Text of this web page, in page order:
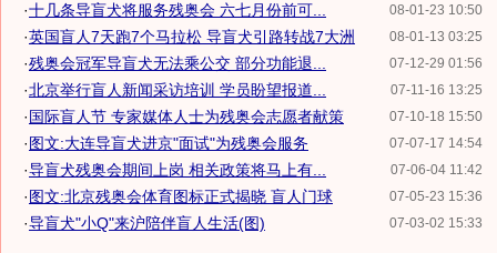
08-01-23 10:50
·十几条导盲犬将服务残奥会 六七月份前可...
08-01-13 03:25
·英国盲人7天跑7个马拉松 导盲犬引路转战7大洲
07-12-29 01:56
·残奥会冠军导盲犬无法乘公交 部分功能退...
07-11-16 13:25
·北京举行盲人新闻采访培训 学员盼望报道...
07-10-18 15:50
·国际盲人节 专家媒体人士为残奥会志愿者献策
07-07-17 14:54
·图文:大连导盲犬进京"面试"为残奥会服务
07-06-04 11:42
·导盲犬残奥会期间上岗 相关政策将马上有...
07-05-23 15:36
·图文:北京残奥会体育图标正式揭晓 盲人门球
07-03-02 15:33
·导盲犬"小Q"来沪陪伴盲人生活(图)